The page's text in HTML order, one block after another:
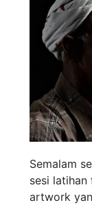
Semalam
sesi
artwork